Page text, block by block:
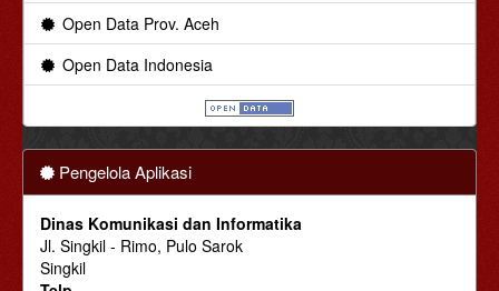
Open Data Prov. Aceh
Open Data Indonesia
Pengelola Aplikasi
Dinas Komunikasi dan Informatika
Jl. Singkil - Rimo, Pulo Sarok
Singkil